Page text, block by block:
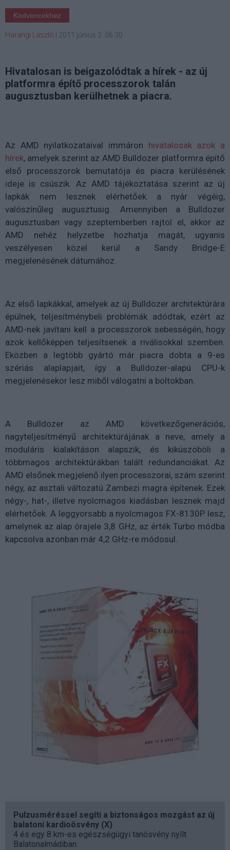
Kedvencekhez
Harangi László 2011 június 2. 06:30
Hivatalosan is beigazolódtak a hírek - az új
platformra építő processzorok talán
augusztusban kerülhetnek a piacra.
Az AMD nyilatkozataival immáron hivatalosak azok a
hírek, amelyek szerint az AMD Bulldozer platformra építő
első processzorok bemutatója és piacra kerülésének
ideje is csúszik. Az AMD tájékoztatása szerint az új
lapkák nem lesznek elérhetőek a nyár végéig,
valószínűleg augusztusig. Amennyiben a Bulldozer
augusztusban vagy szeptemberben rajtol el, akkor az
AMD nehéz helyzetbe hozhatja magát, ugyanis
veszélyesen közel kerül a Sandy Bridge-E
megjelenésének dátumához.
Az első lapkákkal, amelyek az új Bulldozer architektúrára
épülnek, teljesítménybeli problémák adódtak, ezért az
AMD-nek javítani kell a processzorok sebességén, hogy
azok kellőképpen teljesítsenek a riválisokkal szemben.
Eközben a legtöbb gyártó már piacra dobta a 9-es
szériás alaplapjait, így a Bulldozer-alapú CPU-k
megjelenésekor lesz miből válogatni a boltokban.
A Bulldozer az AMD következőgenerációs,
nagyteljesítményű architektúrájának a neve, amely a
moduláris kialakításon alapszik, és kiküszöböli a
többmagos architektúrákban talált redundanciákat. Az
AMD elsőnek megjelenő ilyen processzorai, szám szerint
négy, az asztali változatú Zambezi magra építenek. Ezek
négy-, hat-, illetve nyolcmagos kiadásban lesznek majd
elérhetőek. A leggyorsabb a nyolcmagos FX-8130P lesz,
amelynek az alap órajele 3,8 GHz, az érték Turbo módba
kapcsolva azonban már 4,2 GHz-re módosul.
Pulzusméréssel segíti a biztonságos mozgást az új
balatoni kardioösvény (X)
4 és egy 8 km-es egészségügyi tanösvény nyílt
Balatonalmádiban.